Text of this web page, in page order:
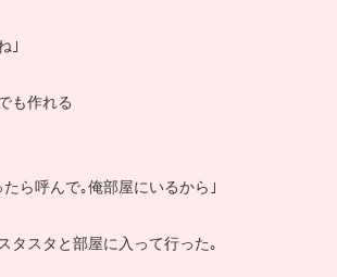
｣
も作れる
たら呼んで｡俺部屋にいるから｣
タスタと部屋に入って行った｡